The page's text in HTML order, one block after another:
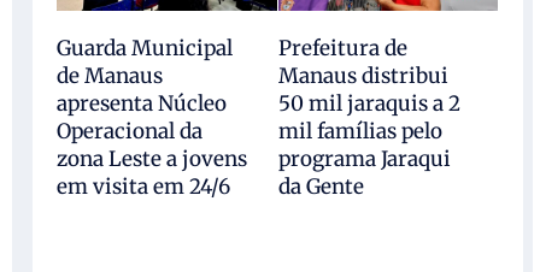
Guarda Municipal
de Manaus
apresenta Núcleo
Operacional da
zona Leste a jovens
em visita em 24/6
Prefeitura de
Manaus distribui
50 mil jaraquis a 2
mil famílias pelo
programa Jaraqui
da Gente